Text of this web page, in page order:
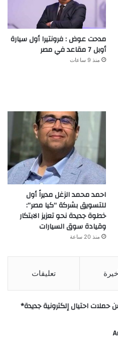
مدحت عوض : فرونتيرا أول سيارة
أوبل 7 مقاعد في مصر
منذ 9 ساعات
احمد محمد الزغل مديراً أول
للتسويق بشركة “كيا مصر”:
خطوة جديدة نحو تعزيز الابتكار
وقيادة سوق السيارات
منذ 20 ساعة
تعليقات
حملات احتيال إلكترونية جديدة*